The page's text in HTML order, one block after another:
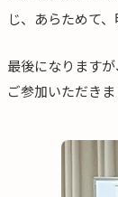
じ、あらためて
最後になります
ご参加いただき